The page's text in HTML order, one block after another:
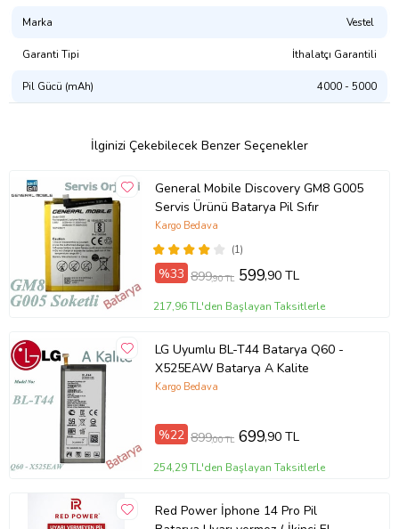
Vestel Venüs V4
ile Uyumludur..
Sebep belirtmeksizin, koşulsuz iade garantisi.
Ürünlerimizin tamamı kargo sigortalıdır. Kargo teslimatı esnasında
ürününüzü kontrol ediniz, sorun tespit ederseniz kargo görevlisine
tutanak tutturarak iade ediniz..
Anlaşmalı Kargo Firması & Fiyat Bilgisi İçin Ürün Kargo Detayına
Bakabilirsiniz..!
Ürün Kodu:kcm63276836
Marka Vestel
Garanti Tipi İthalatçı Garantili
Pil Gücü (mAh) 4000 - 5000
İlginizi Çekebilecek Benzer Seçenekler
General Mobile Discovery GM8 G005
Servis Ürünü Batarya Pil Sıfır
(1)
Kargo Bedava
%33 899,90 TL 599,90 TL
217,96 TL'den Başlayan Taksitlerle
LG Uyumlu BL-T44 Batarya Q60 -
X525EAW Batarya A Kalite
Kargo Bedava
%22 899,00 TL 699,90 TL
254,29 TL'den Başlayan Taksitlerle
Red Power İphone 14 Pro Pil